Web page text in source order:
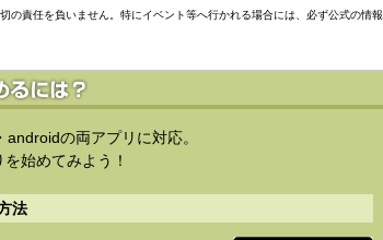
の責任を負いません。特にイベント等へ行かれる場合には、必ず公式の情報
の両アプリに対応。
始めてみよう！
法